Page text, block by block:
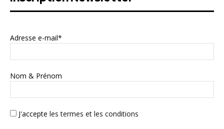
Adresse e-mail*
Nom & Prénom
J'accepte les termes et les conditions